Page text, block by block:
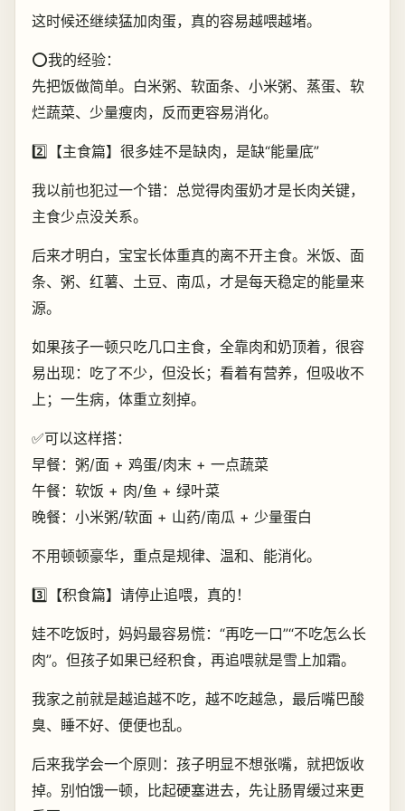
这时候还继续猛加肉蛋，真的容易越喂越堵。
⭕我的经验：
先把饭做简单。白米粥、软面条、小米粥、蒸蛋、软
烂蔬菜、少量瘦肉，反而更容易消化。
2️⃣【主食篇】很多娃不是缺肉，是缺“能量底”
我以前也犯过一个错：总觉得肉蛋奶才是长肉关键，
主食少点没关系。
后来才明白，宝宝长体重真的离不开主食。米饭、面
条、粥、红薯、土豆、南瓜，才是每天稳定的能量来
源。
如果孩子一顿只吃几口主食，全靠肉和奶顶着，很容
易出现：吃了不少，但没长；看着有营养，但吸收不
上；一生病，体重立刻掉。
✅可以这样搭：
早餐：粥/面 + 鸡蛋/肉末 + 一点蔬菜
午餐：软饭 + 肉/鱼 + 绿叶菜
晚餐：小米粥/软面 + 山药/南瓜 + 少量蛋白
不用顿顿豪华，重点是规律、温和、能消化。
3️⃣【积食篇】请停止追喂，真的！
娃不吃饭时，妈妈最容易慌：“再吃一口”“不吃怎么长
肉”。但孩子如果已经积食，再追喂就是雪上加霜。
我家之前就是越追越不吃，越不吃越急，最后嘴巴酸
臭、睡不好、便便也乱。
后来我学会一个原则：孩子明显不想张嘴，就把饭收
掉。别怕饿一顿，比起硬塞进去，先让肠胃缓过来更